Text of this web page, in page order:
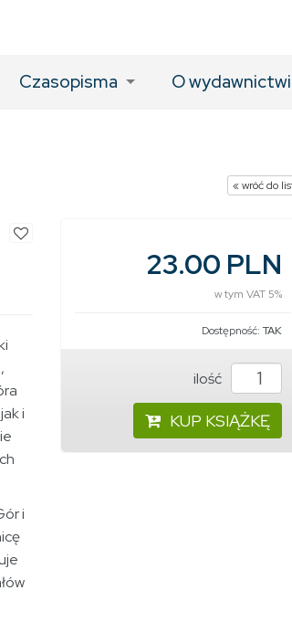
Czasopisma O
« wróć do
i
i
23.00 PLN
w tym VAT 5%
Dostępność: TAK
ilość
KUP KSIĄŻKĘ